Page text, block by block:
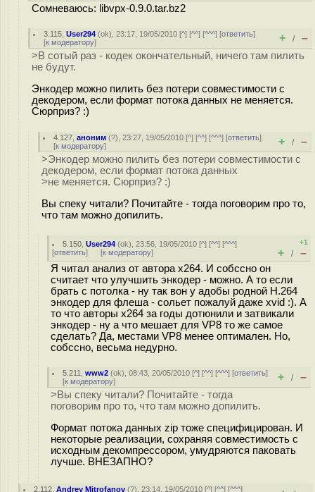
Сомневаюсь: libvpx-0.9.0.tar.bz2
3.115 ,User294 (ok), 23:17, 19/05/2010 [^] [^^] [^^^] [ответить]
[к модератору] + / –
>В сотый раз - кодек окончательный, ничего там пилить
не будут.
Энкодер можно пилить без потери совместимости с
декодером, если формат потока данных не меняется.
Сюрприз? :)
4.127 ,аноним (?), 23:27, 19/05/2010 [^] [^^] [^^^] [ответить]
[к модератору] + / –
>Энкодер можно пилить без потери совместимости с
декодером, если формат потока данных
>не меняется. Сюрприз? :)
Вы спеку читали? Почитайте - тогда поговорим про то,
что там можно допилить.
5.150 ,User294 (ok), 23:56, 19/05/2010 [^] [^^] [^^^]
[ответить] [к модератору]
+1
+ / –
Я читал анализ от автора x264. И собссно он
считает что улучшить энкодер - можно. А то если
брать с потолка - ну так вон у адобы родной H.264
энкодер для флеша - сольет пожалуй даже xvid :). А
то что авторы x264 за годы дотюнили и затвикали
энкодер - ну а что мешает для VP8 то же самое
сделать? Да, местами VP8 менее оптимален. Но,
собссно, весьма недурно.
5.211 ,www2 (ok), 08:43, 20/05/2010 [^] [^^] [^^^] [ответить]
[к модератору] + / –
>Вы спеку читали? Почитайте - тогда
поговорим про то, что там можно допилить.
Формат потока данных zip тоже специфицирован. И
некоторые реализации, сохраняя совместимость с
исходным декомпрессором, умудряются паковать
лучше. ВНЕЗАПНО?
2.112 ,Andrey Mitrofanov (?), 23:14, 19/05/2010 [^] [^^] [^^^]